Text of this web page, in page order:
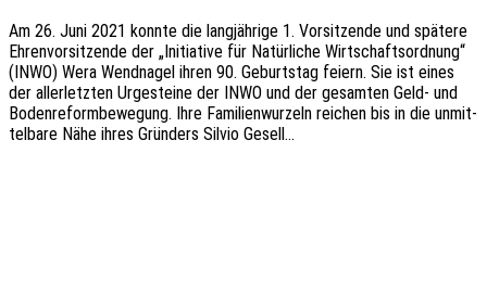
Am 26. Juni 2021 konnte die lang­jäh­ri­ge 1. Vorsit­zen­de und späte­re
Ehren­vor­sit­zen­de der „Initia­ti­ve für Natür­li­che Wirt­schafts­ord­nung“
(INWO) Wera Wend­na­gel ihren 90. Geburts­tag feiern. Sie ist eines
der aller­letz­ten Urge­stei­ne der INWO und der gesam­ten Geld- und
Boden­re­form­be­we­gung. Ihre Fami­li­en­wur­zeln reichen bis in die unmit­
tel­ba­re Nähe ihres Grün­ders Silvio Gesell…